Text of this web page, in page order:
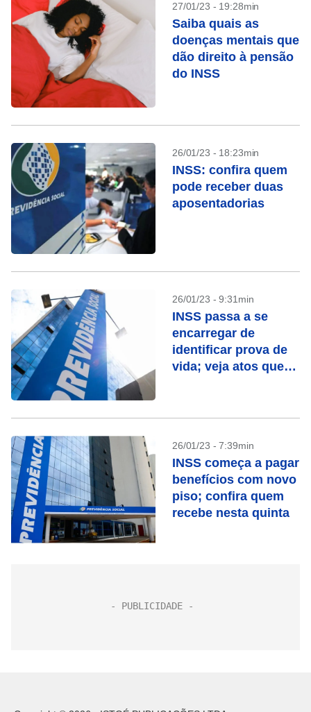
27/01/23 - 19:28min
Saiba quais as
doenças mentais que
dão direito à pensão
do INSS
26/01/23 - 18:23min
INSS: confira quem
pode receber duas
aposentadorias
26/01/23 - 9:31min
INSS passa a se
encarregar de
identificar prova de
vida; veja atos que
26/01/23 - 7:39min
INSS começa a pagar
benefícios com novo
piso; confira quem
recebe nesta quinta